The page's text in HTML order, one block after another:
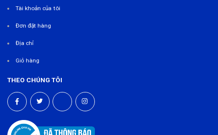
Tài khoản của tôi
Đơn đặt hàng
Địa chỉ
Giỏ hàng
THEO CHÚNG TÔI